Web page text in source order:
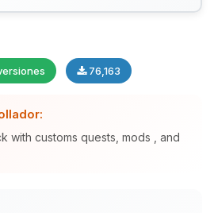
76,163
with customs quests, mods , and
alguien con quien
Choupy, tu pequeno
BoxToPlay. Cuentame